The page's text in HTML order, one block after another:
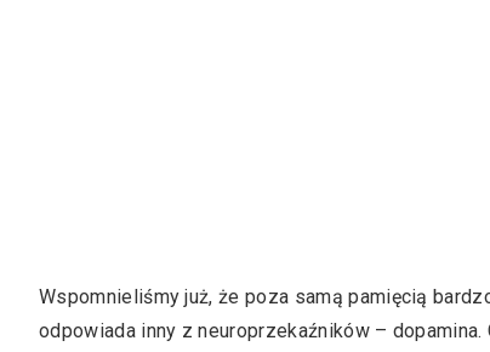
Wspomnieliśmy już, że poza samą pamięcią
odpowiada inny z neuroprzekaźników –